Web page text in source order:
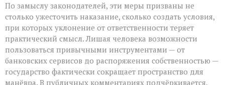
По замыслу законодателей, эти меры призваны не
столько ужесточить наказание, сколько создать условия,
при которых уклонение от ответственности теряет
практический смысл. Лишая человека возможности
пользоваться привычными инструментами — от
банковских сервисов до распоряжения собственностью —
государство фактически сокращает пространство для
манёвра. В публичных комментариях подчёркивается,